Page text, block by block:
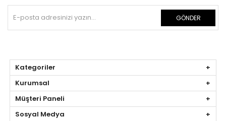
GÖNDER
Kategoriler
Kurumsal
Müşteri Paneli
Sosyal Medya